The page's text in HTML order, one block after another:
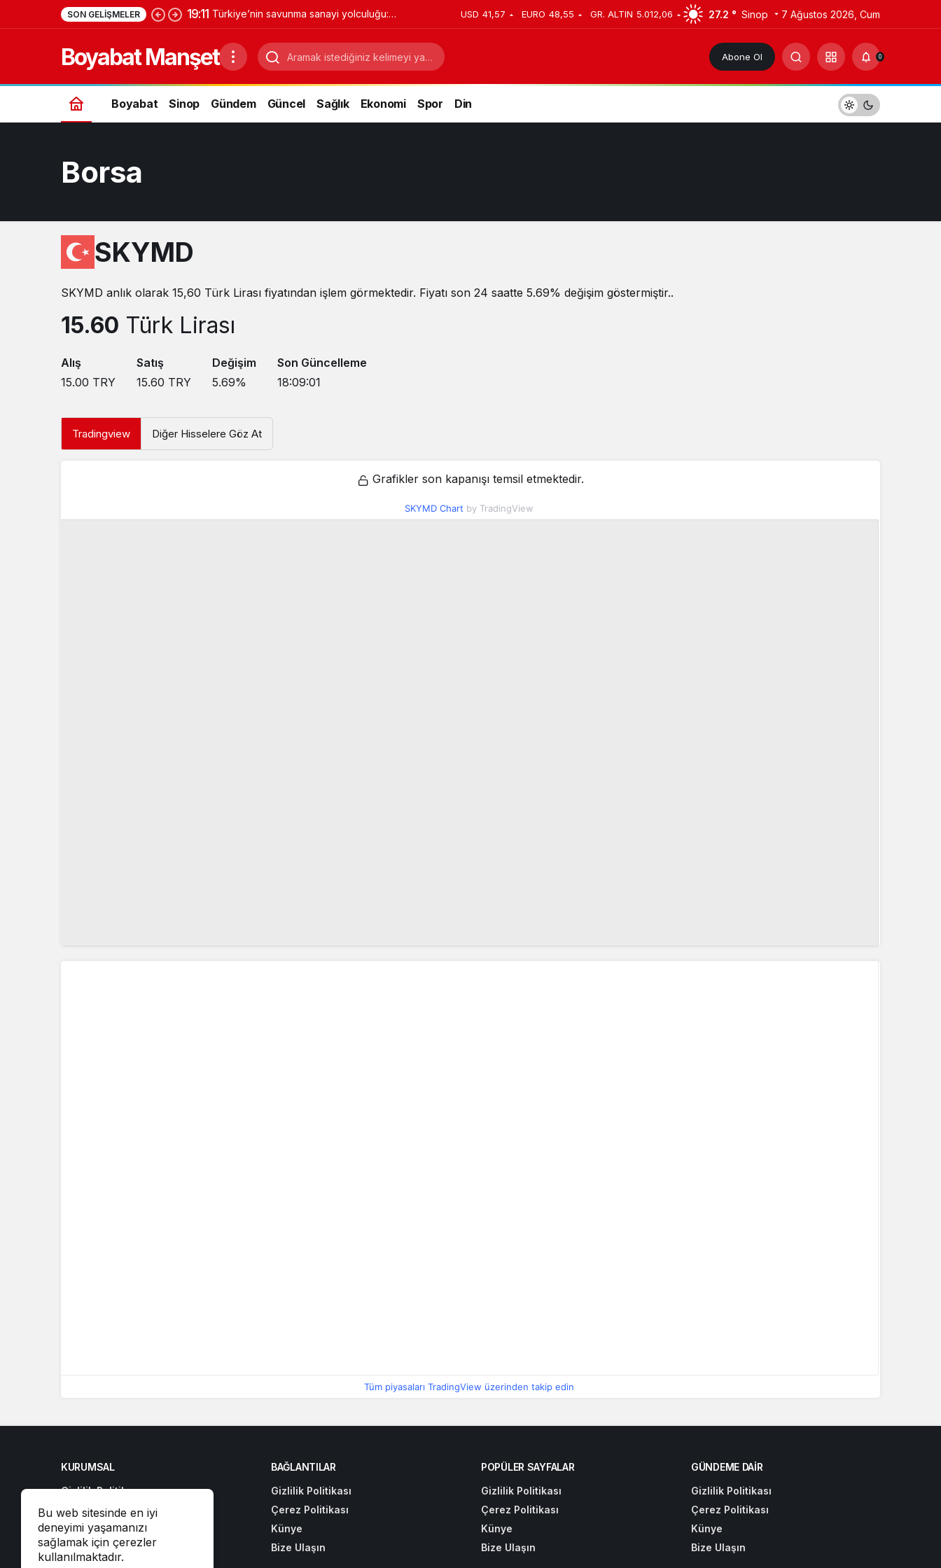
SON GELIŞMELER 19:11 Türkiye’nin savunma sanayi yolculuğu:
Yıldırımhan’a uzanan stratejik dönüşüm
USD 41,57 EURO 48,55 GR. ALTIN 5.012,06 27.2 ° Sinop 7 Ağustos 2026, Cum
Boyabat Manşet Abone Ol 0
Boyabat Sinop Gündem Güncel Sağlık Ekonomi Spor Din
Borsa
SKYMD
SKYMD anlık olarak 15,60 Türk Lirası fiyatından işlem görmektedir. Fiyatı son 24 saatte 5.69% değişim göstermiştir..
15.60 Türk Lirası
Alış
15.00 TRY
Satış
15.60 TRY
Değişim
5.69%
Son Güncelleme
18:09:01
Tradingview Diğer Hisselere Göz At
Grafikler son kapanışı temsil etmektedir.
SKYMD Chart by TradingView
Tüm piyasaları TradingView üzerinden takip edin
Bu web sitesinde en iyi
deneyimi yaşamanızı
sağlamak için çerezler
kullanılmaktadır.
KURUMSAL
Gizlilik Politikası
Çerez Politikası
Künye
Bize Ulaşın
BAĞLANTILAR
Gizlilik Politikası
Çerez Politikası
Künye
Bize Ulaşın
POPÜLER SAYFALAR
Gizlilik Politikası
Çerez Politikası
Künye
Bize Ulaşın
GÜNDEME DAIR
Gizlilik Politikası
Çerez Politikası
Künye
Bize Ulaşın